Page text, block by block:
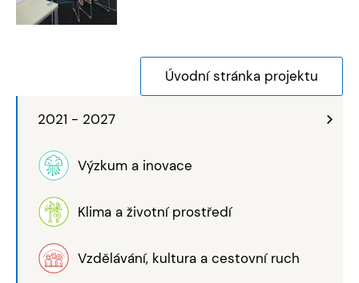
2021 - 2027
Výzkum a inovace
Klima a životní prostředí
Vzdělávání, kultura a cestovní ruch
Úvodní stránka projektu